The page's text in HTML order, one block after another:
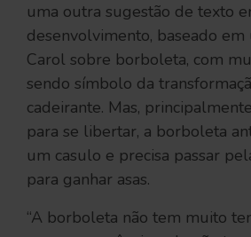
uma outra sugestão de texto
desenvolvimento, baseado
Carol sobre borboleta, com
sendo símbolo da
cadeirante. Mas,
para se libertar, a borboleta
um casulo e precisa passar
para ganhar asas.
“A borboleta não tem muito